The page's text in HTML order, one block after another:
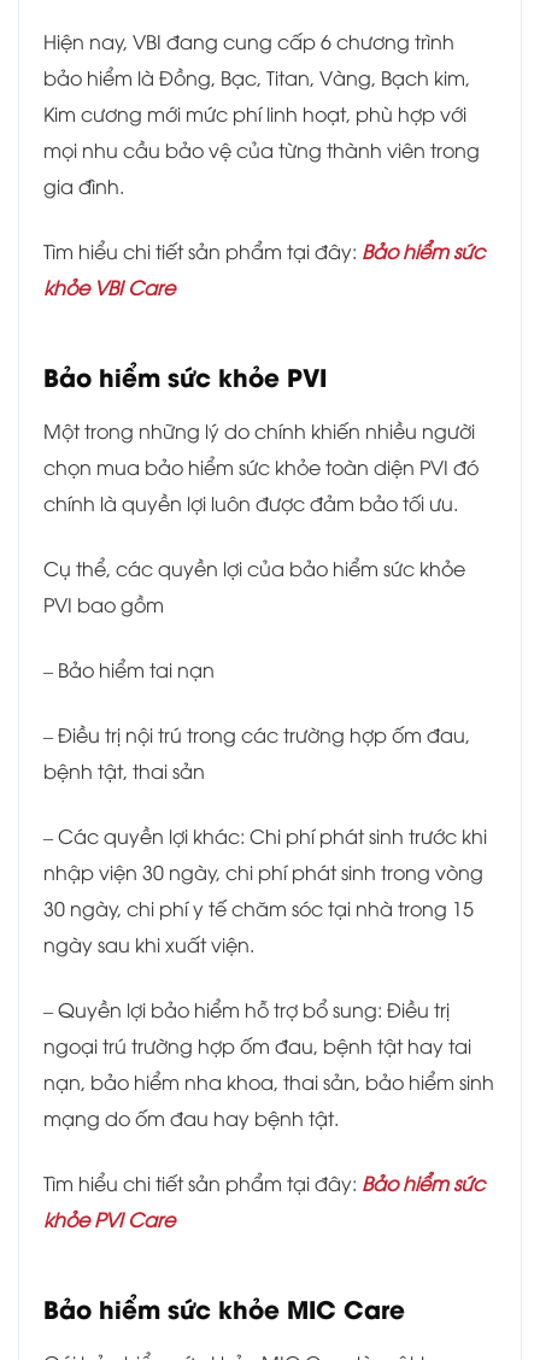
Hiện nay, VBI đang cung cấp 6 chương trình
bảo hiểm là Đồng, Bạc, Titan, Vàng, Bạch kim,
Kim cương mới mức phí linh hoạt, phù hợp với
mọi nhu cầu bảo vệ của từng thành viên trong
gia đình.
Tìm hiểu chi tiết sản phẩm tại đây: Bảo hiểm sức
khỏe VBI Care
Bảo hiểm sức khỏe PVI
Một trong những lý do chính khiến nhiều người
chọn mua bảo hiểm sức khỏe toàn diện PVI đó
chính là quyền lợi luôn được đảm bảo tối ưu.
Cụ thể, các quyền lợi của bảo hiểm sức khỏe
PVI bao gồm
– Bảo hiểm tai nạn
– Điều trị nội trú trong các trường hợp ốm đau,
bệnh tật, thai sản
– Các quyền lợi khác: Chi phí phát sinh trước khi
nhập viện 30 ngày, chi phí phát sinh trong vòng
30 ngày, chi phí y tế chăm sóc tại nhà trong 15
ngày sau khi xuất viện.
– Quyền lợi bảo hiểm hỗ trợ bổ sung: Điều trị
ngoại trú trường hợp ốm đau, bệnh tật hay tai
nạn, bảo hiểm nha khoa, thai sản, bảo hiểm sinh
mạng do ốm đau hay bệnh tật.
Tìm hiểu chi tiết sản phẩm tại đây: Bảo hiểm sức
khỏe PVI Care
Bảo hiểm sức khỏe MIC Care